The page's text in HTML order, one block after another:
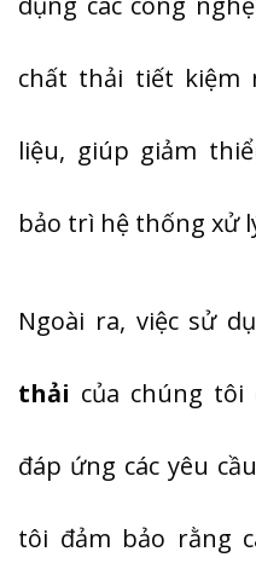
chất thải tiết kiệm
liệu, giúp giảm
bảo trì hệ thống xử
Ngoài ra, việc sử
thải của chúng tôi
đáp ứng các yêu
tôi đảm bảo rằng